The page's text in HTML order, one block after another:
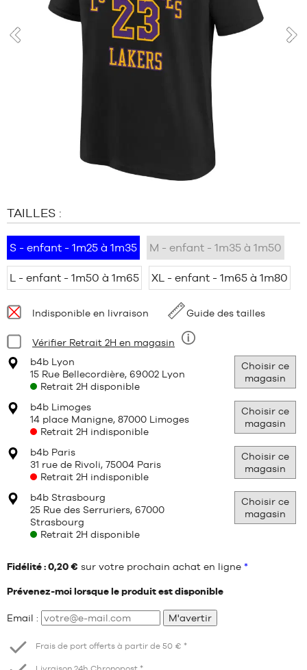
MARQUES
ENFANT
TAILLES :
S - enfant - 1m25 à 1m35 M - enfant - 1m35 à 1m50
L - enfant - 1m50 à 1m65 XL - enfant - 1m65 à 1m80
Disponibilité
:
Indisponible en livraison Guide des tailles
Condition:
Neuf
Vérifier Retrait 2H en magasin
b4b Lyon
15 Rue Bellecordière, 69002 Lyon
Retrait 2H disponible
Choisir ce
magasin
b4b Limoges
14 place Manigne, 87000 Limoges
Retrait 2H indisponible
Choisir ce
magasin
b4b Paris
31 rue de Rivoli, 75004 Paris
Retrait 2H indisponible
Choisir ce
magasin
b4b Strasbourg
25 Rue des Serruriers, 67000
Strasbourg
Retrait 2H disponible
Choisir ce
magasin
Fidélité : 0,20 € sur votre prochain achat en ligne *
Prévenez-moi lorsque le produit est disponible
Email : M'avertir
Frais de port offerts à partir de 50 € *